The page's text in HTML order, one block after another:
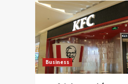
Business